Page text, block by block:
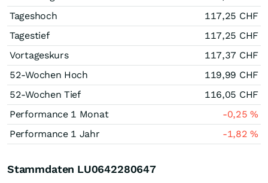
Tageshoch
117,25 CHF
Tagestief
117,25 CHF
Vortageskurs
117,37 CHF
52-Wochen Hoch
119,99 CHF
52-Wochen Tief
116,05 CHF
Performance 1 Monat
-0,25%
Performance 1 Jahr
-1,82%
Stammdaten LU0642280647